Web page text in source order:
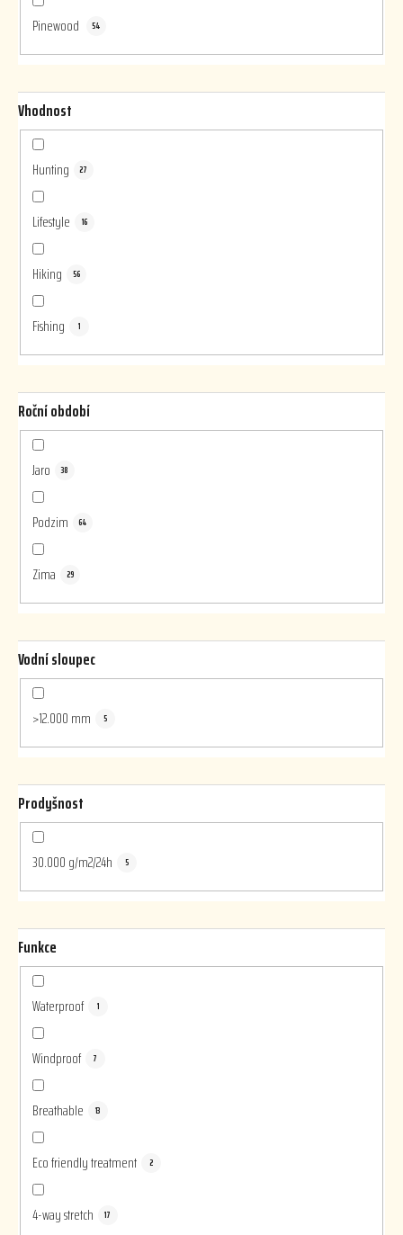
Pinewood 54
Vhodnost
Hunting 27
Lifestyle 16
Hiking 56
Fishing 1
Roční období
Jaro 38
Podzim 64
Zima 29
Vodní sloupec
>12.000 mm 5
Prodyšnost
30.000 g/m2/24h 5
Funkce
Waterproof 1
Windproof 7
Breathable 13
Eco friendly treatment 2
4-way stretch 17